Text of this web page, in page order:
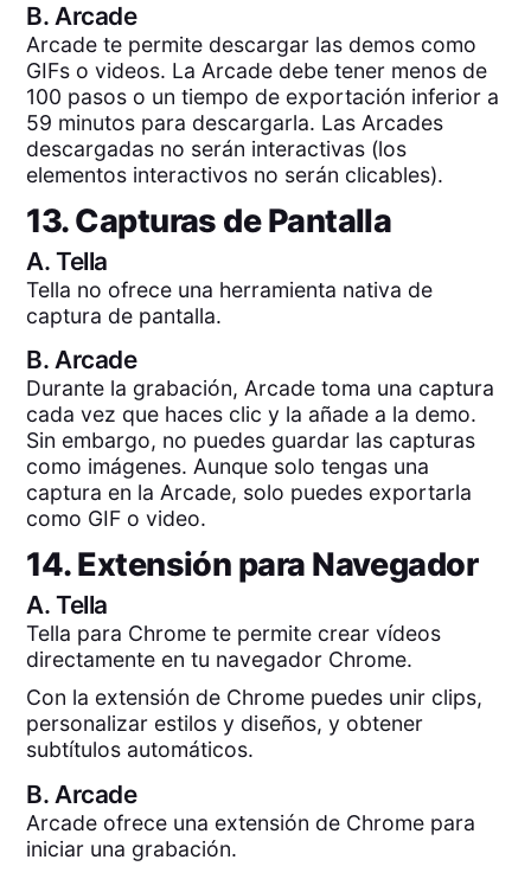
B.Arcade
Arcade te permite descargar las demos como
GIFs o videos. La Arcade debe tener menos de
100 pasos o un tiempo de exportación inferior a
59 minutos para descargarla. Las Arcades
descargadas no serán interactivas (los
elementos interactivos no serán clicables).
13. Capturas de Pantalla
A.Tella
Tella no ofrece una herramienta nativa de
captura de pantalla.
B.Arcade
Durante la grabación, Arcade toma una captura
cada vez que haces clic y la añade a la demo.
Sin embargo, no puedes guardar las capturas
como imágenes. Aunque solo tengas una
captura en la Arcade, solo puedes exportarla
como GIF o video.
14. Extensión para Navegador
A.Tella
Tella para Chrome te permite crear vídeos
directamente en tu navegador Chrome.
Con la extensión de Chrome puedes unir clips,
personalizar estilos y diseños, y obtener
subtítulos automáticos.
B. Arcade
Arcade ofrece una extensión de Chrome para
iniciar una grabación.